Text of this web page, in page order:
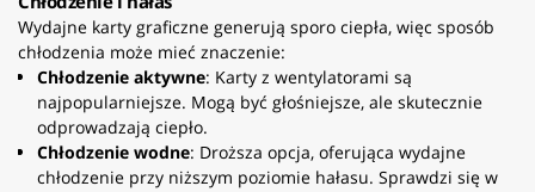
Wydajne karty graficzne generują sporo ciepła, więc sposób
chłodzenia może mieć znaczenie:
Chłodzenie aktywne: Karty z wentylatorami są
najpopularniejsze. Mogą być głośniejsze, ale skutecznie
odprowadzają ciepło.
Chłodzenie wodne: Droższa opcja, oferująca wydajne
chłodzenie przy niższym poziomie hałasu. Sprawdzi się w